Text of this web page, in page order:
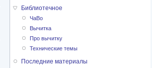
Библиотечное
ЧаВо
Вычитка
Про вычитку
Технические темы
Последние материалы